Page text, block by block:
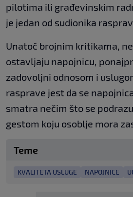
pilotima ili građevinskim
je jedan od sudionika
Unatoč brojnim kritikama,
ostavljaju napojnicu,
zadovoljni odnosom i
rasprave jest da se
smatra nečim što se
gestom koju osoblje mora
Teme
KVALITETA USLUGE NAPOJNICE